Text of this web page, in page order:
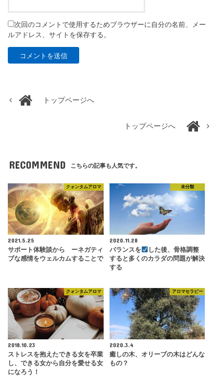
次回のコメントで使用するためブラウザーに自分の名前、メー
ルアドレス、サイトを保存する。
トップページへ
トップページへ
RECOMMEND こちらの記事も人気です。
クォンタムアロマ
2021.5.25
サポート体験談から ーネガティ
ブな感情をウェルカムすることで
未分類
2020.11.28
バランスを
した後、骨格調整
すると多くのカラダの問題が解決
する
クォンタムアロマ
2018.10.23
ストレスを抱えたできる女を卒業
し、できる女から自分を愛せる女
になろう！
アロマセラピー
2020.3.4
癒しの木、オリーブの木はどんな
もの？